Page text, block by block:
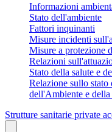
Informazioni
Stato dell'ambiente
Fattori inquinanti
Misure incidenti
Misure a protezione
Relazioni
Stato della salute e
Relazione sullo
dell'Ambiente e
Strutture sanitarie private